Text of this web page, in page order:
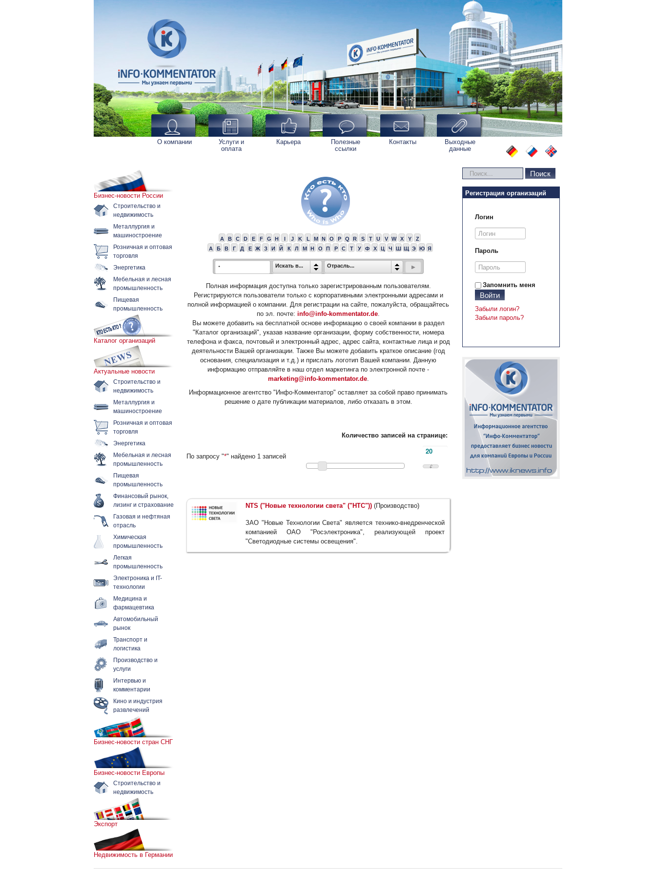
О компании
Услуги и
оплата
Карьера
Полезные
ссылки
Контакты
Выходные
данные
Бизнес-новости России
Строительство и
недвижимость
Металлургия и
машиностроение
Розничная и оптовая
торговля
Энергетика
Мебельная и лесная
промышленность
Пищевая
промышленность
Каталог организаций
Актуальные новости
Строительство и
недвижимость
Металлургия и
машиностроение
Розничная и оптовая
торговля
Энергетика
Мебельная и лесная
промышленность
Пищевая
промышленность
Финансовый рынок,
лизинг и страхование
Газовая и нефтяная
отрасль
Химическая
промышленность
Легкая
промышленность
Электроника и IT-
технологии
Медицина и
фармацевтика
Автомобильный
рынок
Транспорт и
логистика
Производство и
услуги
Интервью и
комментарии
Кино и индустрия
развлечений
Бизнес-новости стран СНГ
Бизнес-новости Европы
Строительство и
недвижимость
Экспорт
Недвижимость в Германии
A B C D E F G H I J K L M N O P Q R S T U V W X Y
Z
А
Б В Г Д Е Ж З И Й К Л М Н О П Р С Т У Ф Х Ц Ч Ш Щ Э Ю Я
Искать в... Отрасль...
Полная информация доступна только зарегистрированным пользователям.
Регистрируются пользователи только с корпоративными электронными адресами и
полной информацией о компании. Для регистрации на сайте, пожалуйста, обращайтесь
по эл. почте: info@info-kommentator.de.
Вы можете добавить на бесплатной основе информацию о своей компании в раздел
"Каталог организаций", указав название организации, форму собственности, номера
телефона и факса, почтовый и электронный адрес, адрес сайта, контактные лица и род
деятельности Вашей организации. Также Вы можете добавить краткое описание (год
основания, специализация и т.д.) и прислать логотип Вашей компании. Данную
информацию отправляйте в наш отдел маркетинга по электронной почте -
marketing@info-kommentator.de.
Информационное агентство "Инфо-Комментатор" оставляет за собой право принимать
решение о дате публикации материалов, либо отказать в этом.
По запросу "*" найдено 1 записей
Количество записей на странице:
NTS ("Новые технологии света" ("НТС")) (Производство)
ЗАО "Новые Технологии Света" является технико-внедренческой
компанией ОАО "Росэлектроника", реализующей проект
"Светодиодные системы освещения".
Искать... Поиск
Регистрация организаций
Логин
Пароль
Запомнить меня
Войти
Забыли логин?
Забыли пароль?